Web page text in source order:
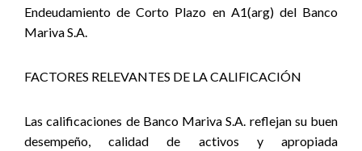
Endeudamiento de Corto Plazo en A1(arg) del Banco
Mariva S.A.
FACTORES RELEVANTES DE LA CALIFICACIÓN
Las calificaciones de Banco Mariva S.A. reflejan su buen
desempeño, calidad de activos y apropiada